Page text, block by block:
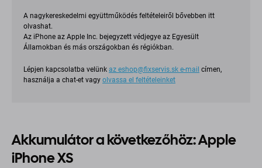
A nagykereskedelmi együttműködés feltételeiről bővebben itt
olvashat.
Az iPhone az Apple Inc. bejegyzett védjegye az Egyesült
Államokban és más országokban és régiókban.
Lépjen kapcsolatba velünk az eshop@fixservis.sk e-mail címen,
használja a chat-et vagy olvassa el feltételeinket
Akkumulátor a következőhöz: Apple
iPhone XS